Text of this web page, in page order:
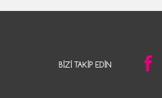
BIZI TAKIP EDIN